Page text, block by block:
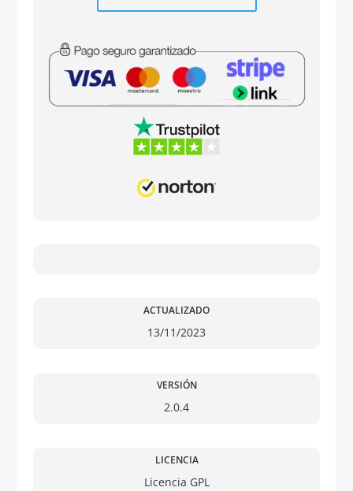
ACTUALIZADO
13/11/2023
VERSIÓN
2.0.4
LICENCIA
Licencia GPL